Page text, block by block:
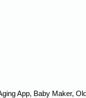
App, Baby Maker,